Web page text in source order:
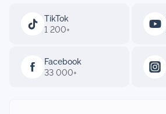
TikTok
1 200+
Facebook
33 000+